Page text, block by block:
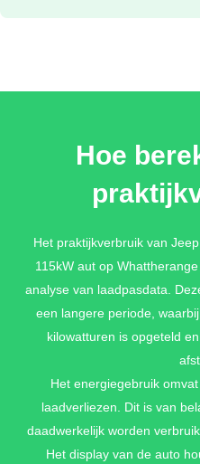
Hoe
Het praktijkverbruik van
115kW aut op
analyse van laadpasdata.
een langere periode,
kilowatturen is opgeteld
Het energiegebruik
laadverliezen. Dit is van
daadwerkelijk worden
Het display van de auto